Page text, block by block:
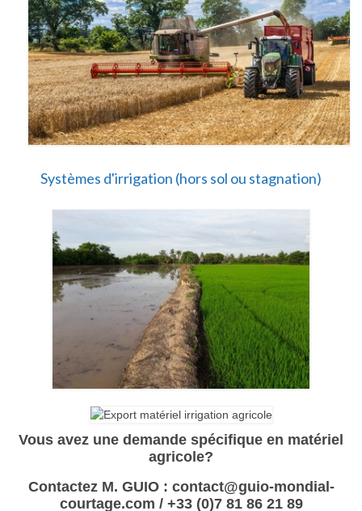
Systèmes d'irrigation (hors sol ou stagnation)
Vous avez une demande spécifique en matériel
agricole?
Contactez M. GUIO : contact@guio-mondial-
courtage.com / +33 (0)7 81 86 21 89